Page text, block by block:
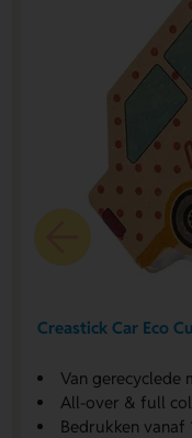
Creastick Car Eco
Van gerecyclede
All-over & full
Bedrukken vanaf